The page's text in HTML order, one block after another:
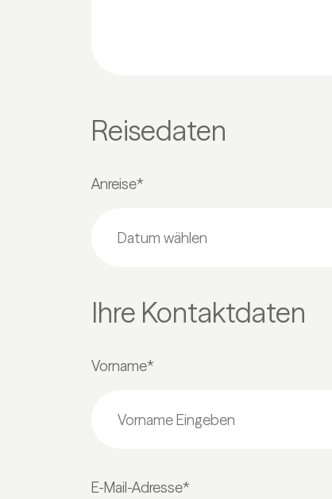
Reisedaten
Anreise*
Ihre Kontaktdaten
Vorname*
E-Mail-Adresse*